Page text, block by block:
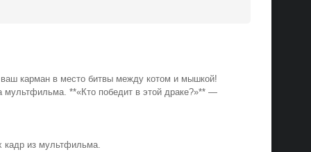
ваш карман в место битвы между котом и мышкой!
**«Кто победит в этой драке?»** —
кадр из мультфильма.